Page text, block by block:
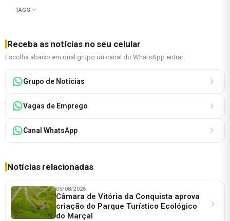
TAGS
Receba as notícias no seu celular
Escolha abaixo em qual grupo ou canal do WhatsApp entrar:
Grupo de Notícias
Vagas de Emprego
Canal WhatsApp
Notícias relacionadas
05/08/2026
Câmara de Vitória da Conquista aprova
criação do Parque Turístico Ecológico
do Marçal